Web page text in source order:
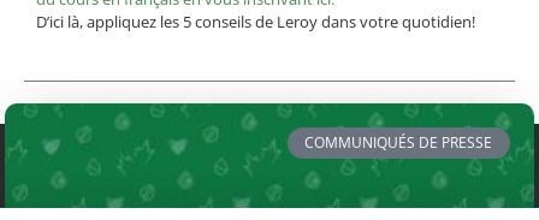
D’ici là, appliquez les 5 conseils de Leroy dans votre quotidien!
COMMUNIQUÉS DE PRESSE